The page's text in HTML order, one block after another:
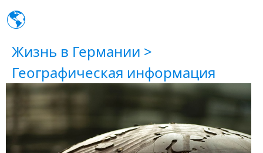
🌎
Жизнь в Германии >
Географическая информация